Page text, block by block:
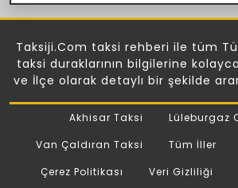
Taksiji.Com taksi rehberi ile tüm
taksi duraklarının bilgilerine
ve İlçe olarak detaylı bir şekilde
Akhisar Taksi
Lüleburgaz
Van Çaldıran Taksi
Tüm İller
Çerez Politikası
Veri Gizliliği